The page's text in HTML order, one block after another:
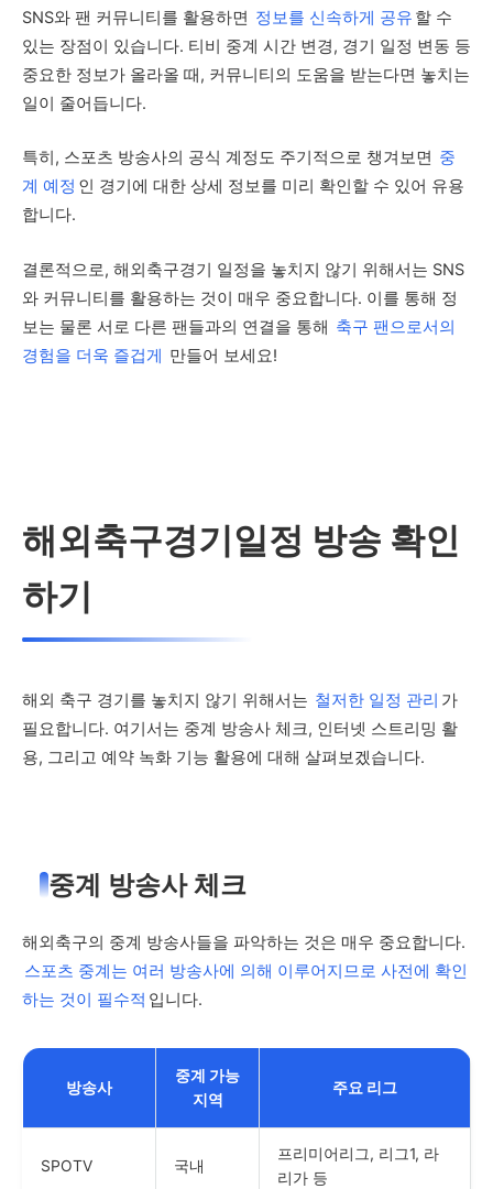
SNS와 팬 커뮤니티를 활용하면 정보를 신속하게 공유 할 수
있는 장점이 있습니다. 티비 중계 시간 변경, 경기 일정 변동 등
중요한 정보가 올라올 때, 커뮤니티의 도움을 받는다면 놓치는
일이 줄어듭니다.
특히, 스포츠 방송사의 공식 계정도 주기적으로 챙겨보면 중
계 예정 인 경기에 대한 상세 정보를 미리 확인할 수 있어 유용
합니다.
결론적으로, 해외축구경기 일정을 놓치지 않기 위해서는 SNS
와 커뮤니티를 활용하는 것이 매우 중요합니다. 이를 통해 정
보는 물론 서로 다른 팬들과의 연결을 통해 축구 팬으로서의
경험을 더욱 즐겁게 만들어 보세요!
해외축구경기일정 방송 확인
하기
해외 축구 경기를 놓치지 않기 위해서는 철저한 일정 관리 가
필요합니다. 여기서는 중계 방송사 체크, 인터넷 스트리밍 활
용, 그리고 예약 녹화 기능 활용에 대해 살펴보겠습니다.
중계 방송사 체크
해외축구의 중계 방송사들을 파악하는 것은 매우 중요합니다.
스포츠 중계는 여러 방송사에 의해 이루어지므로 사전에 확인
하는 것이 필수적 입니다.
방송사
중계 가능
지역
주요 리그
SPOTV 국내
프리미어리그, 리그1, 라
리가 등